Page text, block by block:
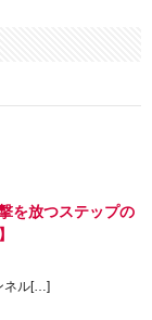
を放つステップの
ネル[…]